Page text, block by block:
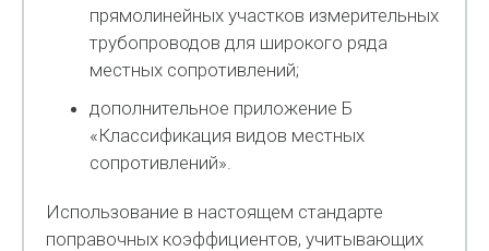
прямолинейных участков измерительных
трубопроводов для широкого ряда
местных сопротивлений;
дополнительное приложение Б
«Классификация видов местных
сопротивлений».
Использование в настоящем стандарте
поправочных коэффициентов, учитывающих